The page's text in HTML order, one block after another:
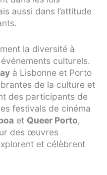
aussi dans l’attitude
la diversité à
culturels.
à Lisbonne et Porto
de la culture et
des participants de
festivals de cinéma
et Queer Porto,
des œuvres
et célèbrent